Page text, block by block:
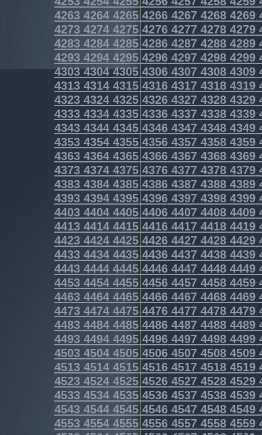
4263426442654266426742684269
4273427442754276427742784279
4283428442854286428742884289
4293429442954296429742984299
4303430443054306430743084309
4313431443154316431743184319
4323432443254326432743284329
4333433443354336433743384339
4343434443454346434743484349
4353435443554356435743584359
4363436443654366436743684369
4373437443754376437743784379
4383438443854386438743884389
4393439443954396439743984399
4403440444054406440744084409
4413441444154416441744184419
4423442444254426442744284429
4433443444354436443744384439
4443444444454446444744484449
4453445444554456445744584459
4463446444654466446744684469
4473447444754476447744784479
4483448444854486448744884489
4493449444954496449744984499
4503450445054506450745084509
4513451445154516451745184519
4523452445254526452745284529
4533453445354536453745384539
4543454445454546454745484549
4553455445554556455745584559